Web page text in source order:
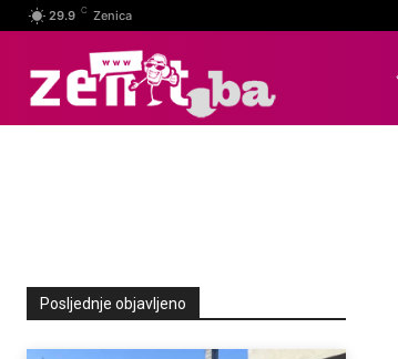
29.9 C Zenica
Posljednje objavljeno